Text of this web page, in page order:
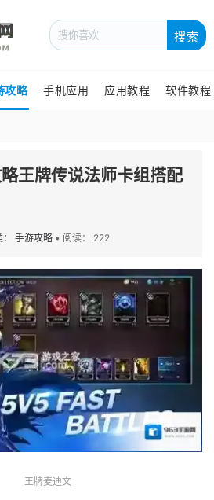
搜索
攻略 手机应用 应用教程 软件教程
王牌传说法师卡组搭配
： 手游攻略 • 阅读： 222
王牌麦迪文